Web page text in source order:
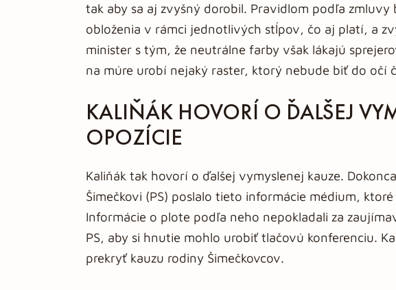
tak aby sa aj zvyšný dorobil. Pravidlom podľa
obloženia v rámci jednotlivých stĺpov, čo aj platí, a
minister s tým, že neutrálne farby však lákajú
na múre urobí nejaký raster, ktorý nebude biť do očí
KALIŇÁK HOVORÍ O ĎALŠEJ
OPOZÍCIE
Kaliňák tak hovorí o ďalšej vymyslenej kauze.
Šimečkovi (PS) poslalo tieto informácie médium,
Informácie o plote podľa neho nepokladali za
PS, aby si hnutie mohlo urobiť tlačovú konferenciu.
prekryť kauzu rodiny Šimečkovcov.